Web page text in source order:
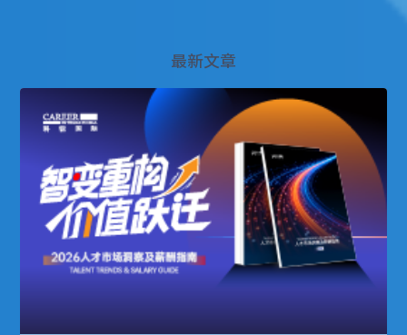
最新文章